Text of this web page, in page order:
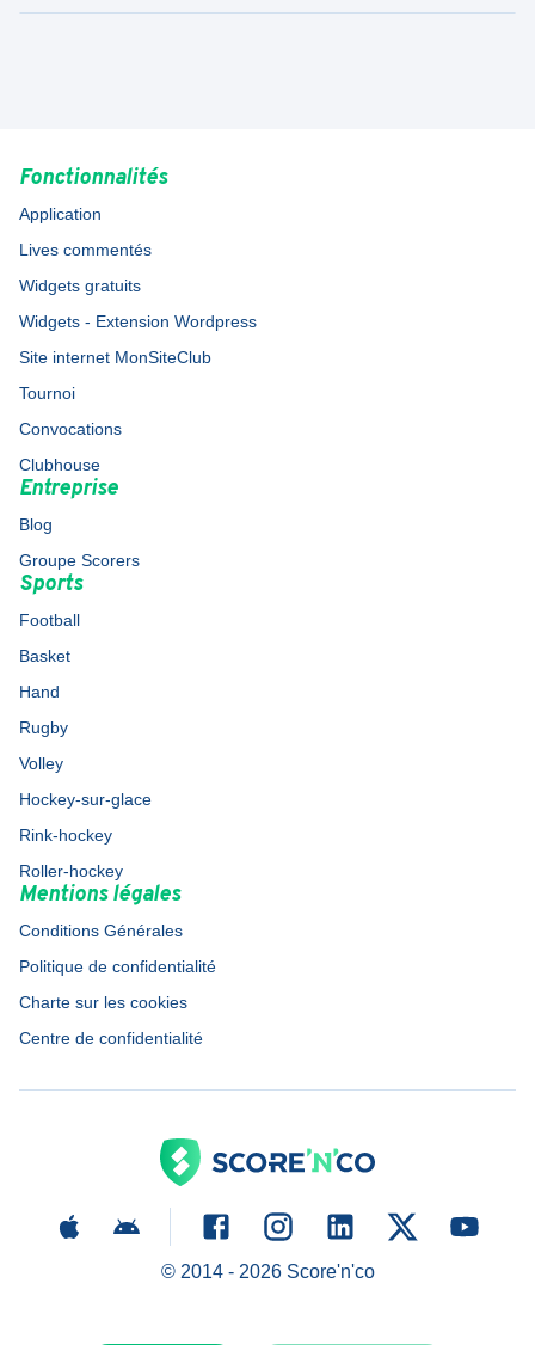
Fonctionnalités
Application
Lives commentés
Widgets gratuits
Widgets - Extension Wordpress
Site internet MonSiteClub
Tournoi
Convocations
Clubhouse
Entreprise
Blog
Groupe Scorers
Sports
Football
Basket
Hand
Rugby
Volley
Hockey-sur-glace
Rink-hockey
Roller-hockey
Mentions légales
Conditions Générales
Politique de confidentialité
Charte sur les cookies
Centre de confidentialité
© 2014 - 2026Score'n'co